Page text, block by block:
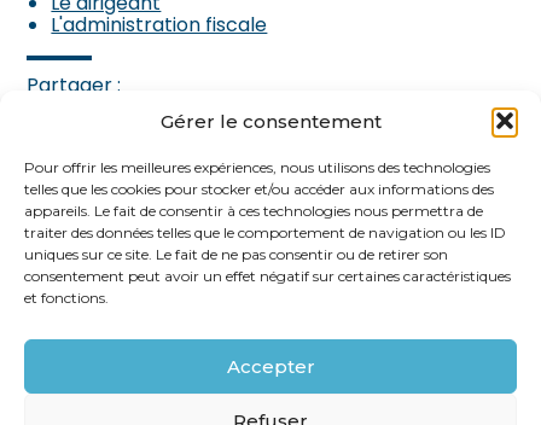
Gérer le consentement
Pour offrir les meilleures expériences, nous utilisons des technologies
telles que les cookies pour stocker et/ou accéder aux informations des
appareils. Le fait de consentir à ces technologies nous permettra de
traiter des données telles que le comportement de navigation ou les ID
uniques sur ce site. Le fait de ne pas consentir ou de retirer son
consentement peut avoir un effet négatif sur certaines caractéristiques
et fonctions.
Accepter
Refuser
L'administration fiscale
Partager :
FaceBook
TwitterLinkedIn
Footer
62 rue Ampère 75017 PARIS Linkedin